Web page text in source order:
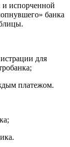
испорченной
банка
для
платежом.